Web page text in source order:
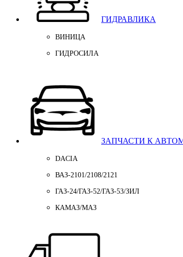
ГИДРАВЛИКА
ВИНИЦА
ГИДРОСИЛА
ЗАПЧАСТИ К
DACIA
ВАЗ-2101/2108/2121
ГАЗ-24/ГАЗ-52/ГАЗ-53/ЗИЛ
КАМАЗ/МАЗ